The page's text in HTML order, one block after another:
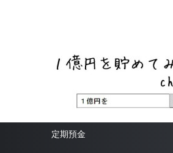
定期預金